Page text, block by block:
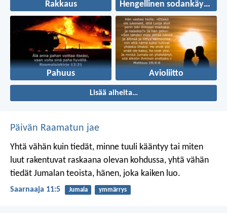
Rakkaus Hengellinen sodankäynti
Pahuus Avioliitto
Lisää aiheita…
Päivän Raamatun jae
Yhtä vähän kuin tiedät, minne tuuli kääntyy tai miten
luut rakentuvat raskaana olevan kohdussa, yhtä vähän
tiedät Jumalan teoista, hänen, joka kaiken luo.
Saarnaaja 11:5 Jumala ymmärrys